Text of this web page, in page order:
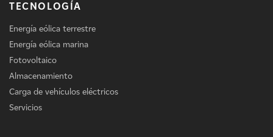
TECNOLOGÍA
Energía eólica terrestre
Energía eólica marina
Fotovoltaico
Almacenamiento
Carga de vehículos eléctricos
Servicios